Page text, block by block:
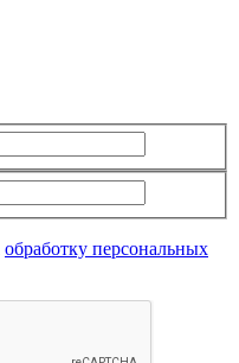
обработку персональных